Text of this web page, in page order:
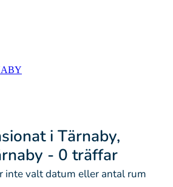
i Tärnaby,
- 0 träffar
inte valt datum eller antal rum